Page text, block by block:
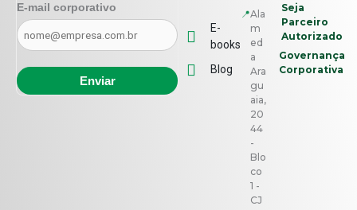
E-
books
Blog
📍Ala
m
ed
a
Ara
gu
aia,
20
44
-
Blo
co
1 -
CJ
Seja
Parceiro
Autorizado
Governança
Corporativa
E-mail corporativo